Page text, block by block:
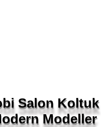
Salon Koltuk
Modeller